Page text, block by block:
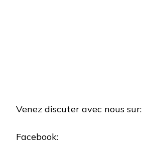
Venez discuter avec nous sur:
Facebook: